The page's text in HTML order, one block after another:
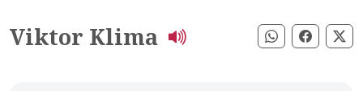
Viktor Klima Compartir